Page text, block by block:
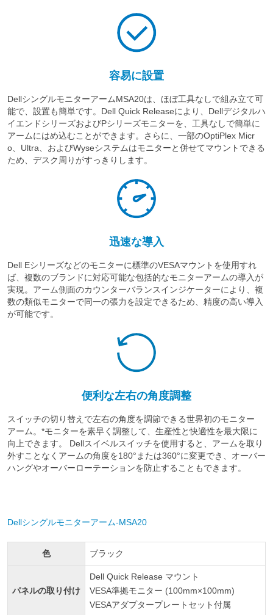
容易に設置
DellシングルモニターアームMSA20は、ほぼ工具なしで組み立て可
能で、設置も簡単です。Dell Quick Releaseにより、Dellデジタルハ
イエンドシリーズおよびPシリーズモニターを、工具なしで簡単に
アームにはめ込むことができます。さらに、一部のOptiPlex Micr
o、Ultra、およびWyseシステムはモニターと併せてマウントできる
ため、デスク周りがすっきりします。
迅速な導入
Dell Eシリーズなどのモニターに標準のVESAマウントを使用すれ
ば、複数のブランドに対応可能な包括的なモニターアームの導入が
実現。アーム側面のカウンターバランスインジケーターにより、複
数の類似モニターで同一の張力を設定できるため、精度の高い導入
が可能です。
便利な左右の角度調整
スイッチの切り替えで左右の角度を調節できる世界初のモニター
アーム。*モニターを素早く調整して、生産性と快適性を最大限に
向上できます。 Dellスイベルスイッチを使用すると、アームを取り
外すことなくアームの角度を180°または360°に変更でき、オーバー
ハングやオーバーローテーションを防止することもできます。
Dellシングルモニターアーム-MSA20
色 ブラック
パネルの取り付け
Dell Quick Release マウント
VESA準拠モニター (100mm×100mm)
VESAアダプタープレートセット付属